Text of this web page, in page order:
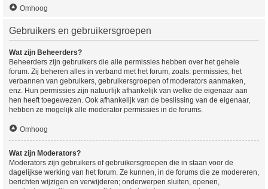
Omhoog
Gebruikers en gebruikersgroepen
Wat zijn Beheerders?
Beheerders zijn gebruikers die alle permissies hebben over het gehele
forum. Zij beheren alles in verband met het forum, zoals: permissies, het
verbannen van gebruikers, gebruikersgroepen of moderators aanmaken,
enz. Hun permissies zijn natuurlijk afhankelijk van welke de eigenaar aan
hen heeft toegewezen. Ook afhankelijk van de beslissing van de eigenaar,
hebben ze mogelijk alle moderator permissies in de forums.
Omhoog
Wat zijn Moderators?
Moderators zijn gebruikers of gebruikersgroepen die in staan voor de
dagelijkse werking van het forum. Ze kunnen, in de forums die ze modereren,
berichten wijzigen en verwijderen; onderwerpen sluiten, openen,